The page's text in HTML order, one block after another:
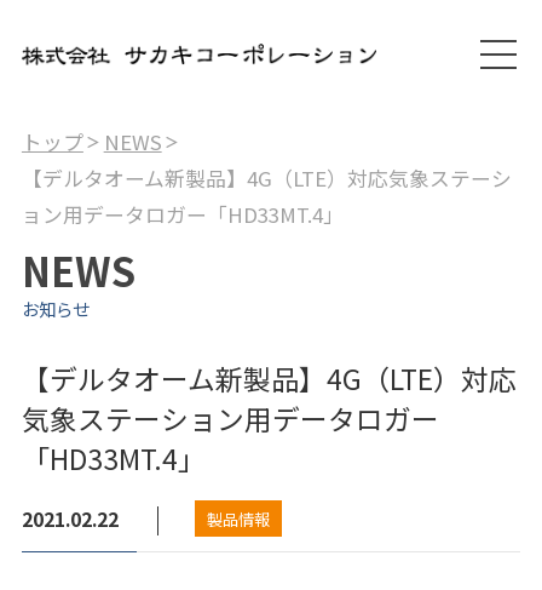
トップ
NEWS
【デルタオーム新製品】4G（LTE）対応気象ステーシ
ョン用データロガー「HD33MT.4」
NEWS
お知らせ
【デルタオーム新製品】4G（LTE）対応
気象ステーション用データロガー
「HD33MT.4」
2021.02.22 製品情報